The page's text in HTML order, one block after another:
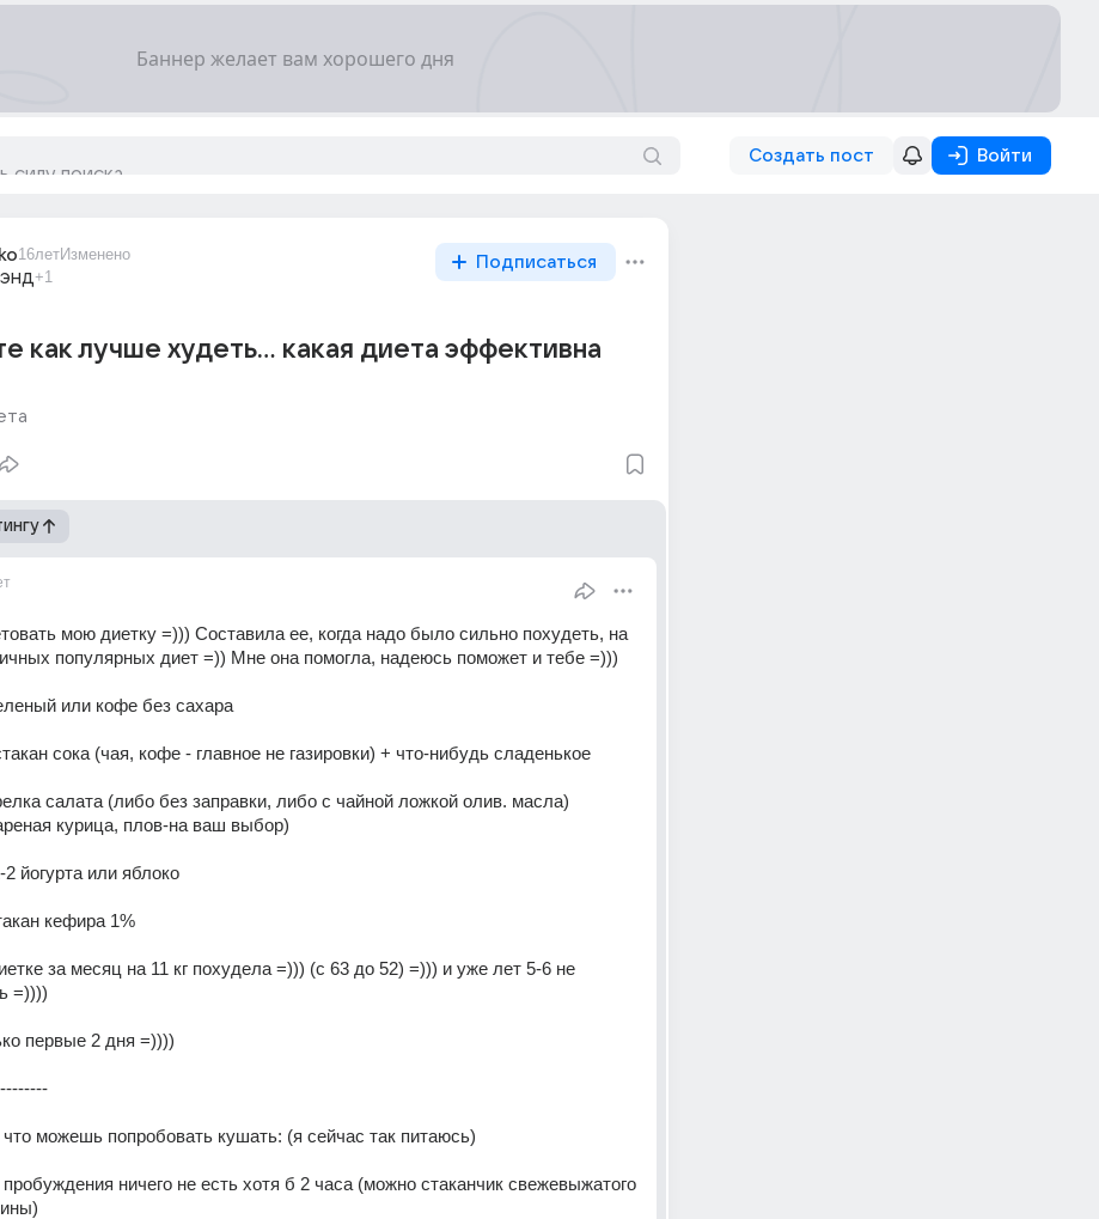
Создать пост Войти
16летИзменено
+1
Подписаться
как лучше худеть... какая диета эффективна
мою диетку =))) Составила ее, когда надо было сильно похудеть, на
популярных диет =)) Мне она помогла, надеюсь поможет и тебе =)))
или кофе без сахара
сока (чая, кофе - главное не газировки) + что-нибудь сладенькое
салата (либо без заправки, либо с чайной ложкой олив. масла)
курица, плов-на ваш выбор)
йогурта или яблоко
кефира 1%
за месяц на 11 кг похудела =))) (с 63 до 52) =))) и уже лет 5-6 не
=))))
первые 2 дня =))))
можешь попробовать кушать: (я сейчас так питаюсь)
ничего не есть хотя б 2 часа (можно стаканчик свежевыжатого